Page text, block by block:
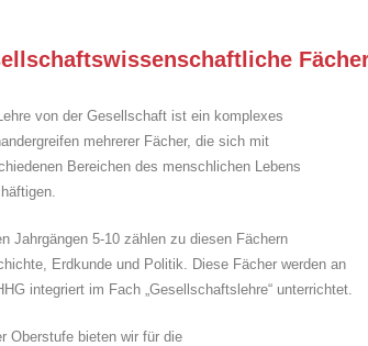
von der Gesellschaft ist ein komplexes
mehrerer Fächer, die sich mit
Bereichen des menschlichen Lebens
Jahrgängen 5-10 zählen zu diesen Fächern
Erdkunde und Politik. Diese Fächer werden an
integriert im Fach „Gesellschaftslehre“ unterrichtet.
Oberstufe bieten wir für die